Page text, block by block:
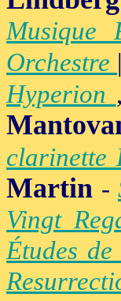
Musique
Orchestre |
Hyperion ,
clarinette
Martin -
Vingt
Études de